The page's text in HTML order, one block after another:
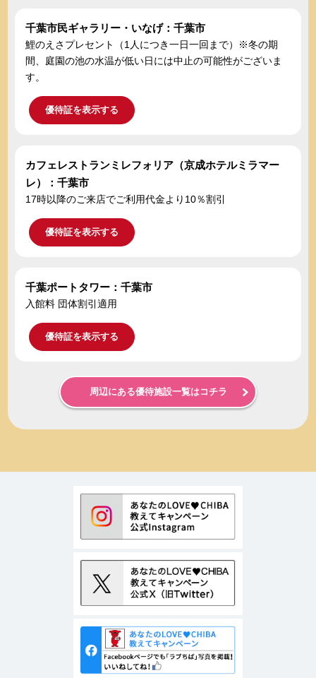
千葉市民ギャラリー・いなげ：千葉市
鯉のえさプレセント（1人につき一日一回まで）※冬の期
間、庭園の池の水温が低い日には中止の可能性がございま
す。
優待証を表示する
カフェレストランミレフォリア（京成ホテルミラマー
レ）：千葉市
17時以降のご来店でご利用代金より10％割引
優待証を表示する
千葉ポートタワー：千葉市
入館料 団体割引適用
優待証を表示する
周辺にある優待施設一覧はコチラ